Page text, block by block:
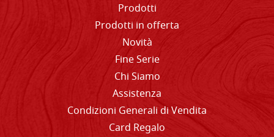
Prodotti
Prodotti in offerta
Novità
Fine Serie
Chi Siamo
Assistenza
Condizioni Generali di Vendita
Card Regalo